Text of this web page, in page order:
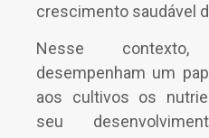
crescimento saudável
Nesse
desempenham um
aos cultivos os
seu